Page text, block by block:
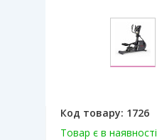
Код товару: 1726
Товар є в наявності